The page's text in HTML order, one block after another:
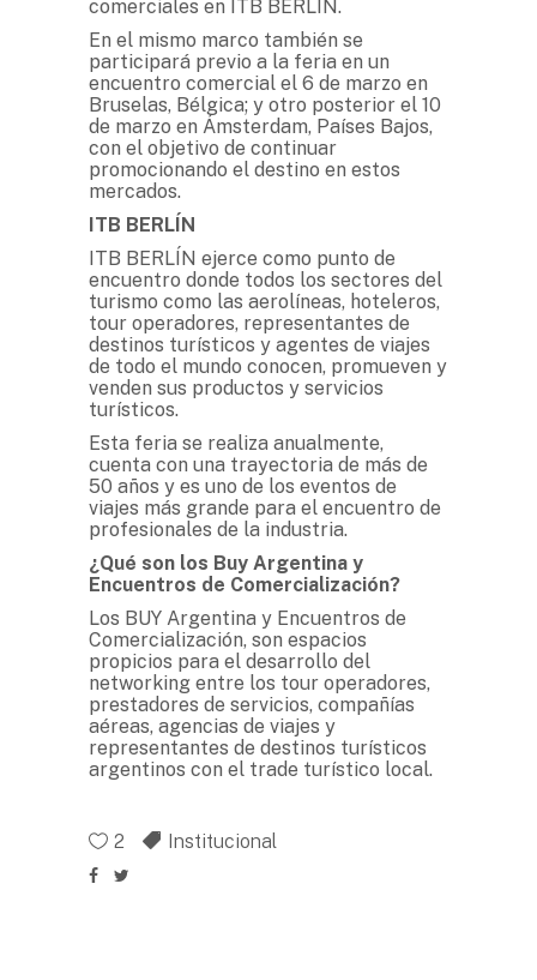
comerciales en ITB BERLÍN.
En el mismo marco también se
participará previo a la feria en un
encuentro comercial el 6 de marzo en
Bruselas, Bélgica; y otro posterior el 10
de marzo en Ámsterdam, Países Bajos,
con el objetivo de continuar
promocionando el destino en estos
mercados.
ITB BERLÍN
ITB BERLÍN ejerce como punto de
encuentro donde todos los sectores del
turismo como las aerolíneas, hoteleros,
tour operadores, representantes de
destinos turísticos y agentes de viajes
de todo el mundo conocen, promueven y
venden sus productos y servicios
turísticos.
Esta feria se realiza anualmente,
cuenta con una trayectoria de más de
50 años y es uno de los eventos de
viajes más grande para el encuentro de
profesionales de la industria.
¿Qué son los Buy Argentina y
Encuentros de Comercialización?
Los BUY Argentina y Encuentros de
Comercialización, son espacios
propicios para el desarrollo del
networking entre los tour operadores,
prestadores de servicios, compañías
aéreas, agencias de viajes y
representantes de destinos turísticos
argentinos con el trade turístico local.
2 Institucional